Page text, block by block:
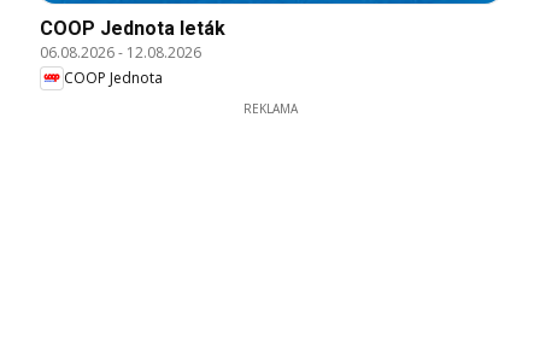
COOP Jednota leták
06.08.2026- 12.08.2026
COOP Jednota
REKLAMA